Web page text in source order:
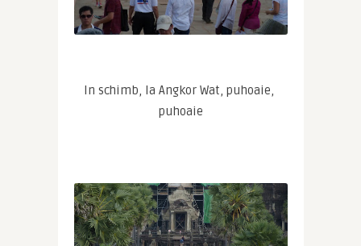
In schimb, la Angkor Wat, puhoaie,
puhoaie